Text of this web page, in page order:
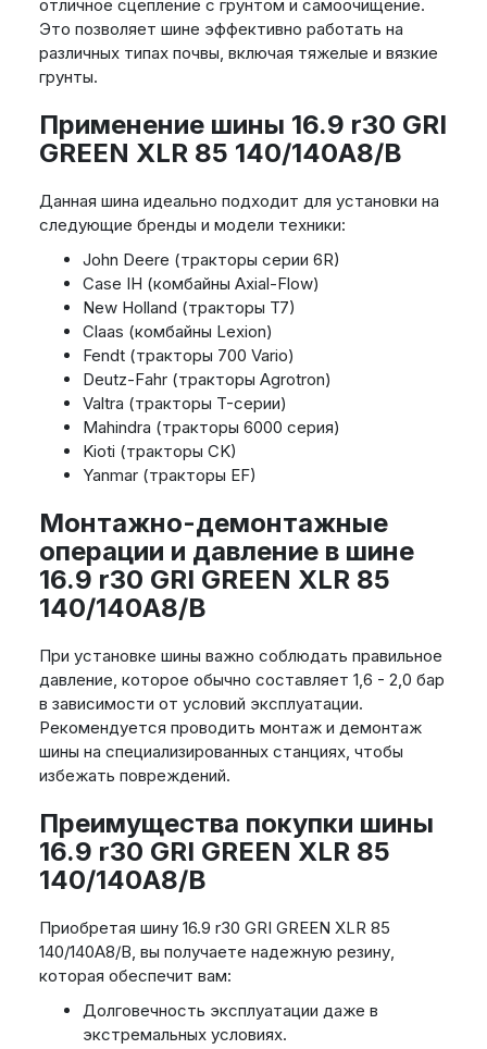
отличное сцепление с грунтом и самоочищение.
Это позволяет шине эффективно работать на
различных типах почвы, включая тяжелые и вязкие
грунты.
Применение шины 16.9 r30 GRI
GREEN XLR 85 140/140A8/B
Данная шина идеально подходит для установки на
следующие бренды и модели техники:
John Deere (тракторы серии 6R)
Case IH (комбайны Axial-Flow)
New Holland (тракторы T7)
Claas (комбайны Lexion)
Fendt (тракторы 700 Vario)
Deutz-Fahr (тракторы Agrotron)
Valtra (тракторы T-серии)
Mahindra (тракторы 6000 серия)
Kioti (тракторы CK)
Yanmar (тракторы EF)
Монтажно-демонтажные
операции и давление в шине
16.9 r30 GRI GREEN XLR 85
140/140A8/B
При установке шины важно соблюдать правильное
давление, которое обычно составляет 1,6 - 2,0 бар
в зависимости от условий эксплуатации.
Рекомендуется проводить монтаж и демонтаж
шины на специализированных станциях, чтобы
избежать повреждений.
Преимущества покупки шины
16.9 r30 GRI GREEN XLR 85
140/140A8/B
Приобретая шину 16.9 r30 GRI GREEN XLR 85
140/140A8/B, вы получаете надежную резину,
которая обеспечит вам:
Долговечность эксплуатации даже в
экстремальных условиях.